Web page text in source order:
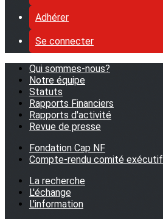
Adhérer
Se connecter
Qui sommes-nous?
Notre équipe
Statuts
Rapports Financiers
Rapports d'activité
Revue de presse
Fondation Cap NF
Compte-rendu comité exécutif
La recherche
L'échange
L'information